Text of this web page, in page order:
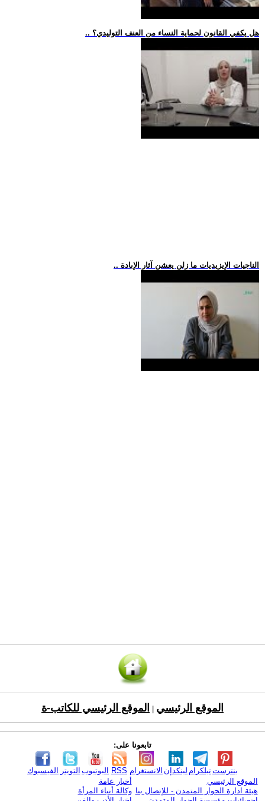
.. هل يكفي القانون لحماية النساء من العنف التوليدي؟
.. الناجيات الإيزيديات ما زلن يعشن آثار الإبادة
الموقع الرئيسي الموقع الرئيسي للكاتب-ة
تابعونا على:
الفيسبوك التويتر اليوتيوب RSS الانستغرام لينكدإن تيلكرامبنترست
الموقع الرئيسي
هيئة ادارة الحوار المتمدن - للإتصال بنا
أخبار عامة
وكالة أنباء المرأة